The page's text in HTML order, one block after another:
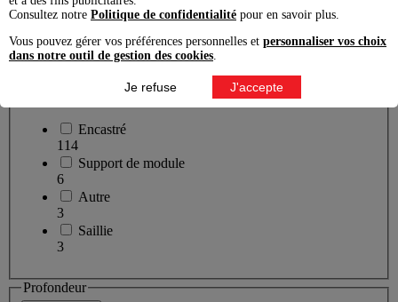
Horizontal
Encastré
114
Support de module
6
Autre
3
Saillie
3
Profondeur
Consultez notre Politique de confidentialité pour en savoir plus.
Vous pouvez gérer vos préférences personnelles et personnaliser vos choix
dans notre outil de gestion des cookies
Je refuse J'accepte